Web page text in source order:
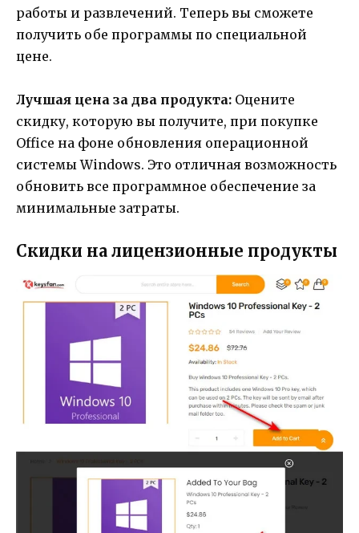
работы и развлечений. Теперь вы сможете
получить обе программы по специальной
цене.
Лучшая цена за два продукта: Оцените
скидку, которую вы получите, при покупке
Office на фоне обновления операционной
системы Windows. Это отличная возможность
обновить все программное обеспечение за
минимальные затраты.
Скидки на лицензионные продукты